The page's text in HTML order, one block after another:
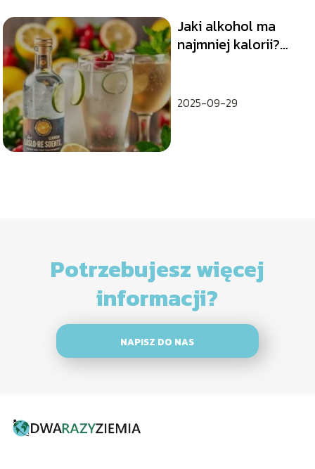
Jaki alkohol ma
najmniej kalorii?
2025-09-29
Potrzebujesz więcej
informacji?
NAPISZ DO NAS